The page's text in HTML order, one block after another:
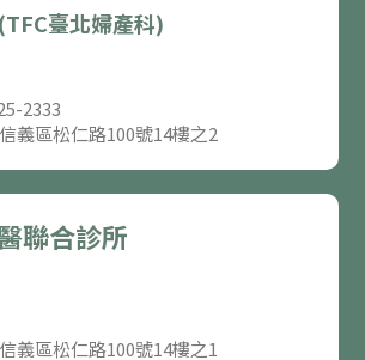
(TFC臺北婦產科)
2333
義區松仁路100號14樓之2
聯合診所
義區松仁路100號14樓之1